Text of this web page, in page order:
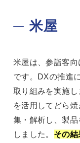
米屋
米屋は、参詣客
です。DXの推進
取り組みを実施
を活用してどら
集・解析し、製
しました。 その